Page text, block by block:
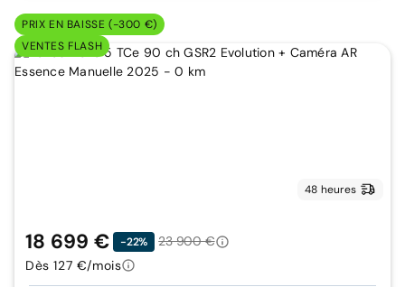
PRIX EN BAISSE (-300 €)
VENTES FLASH
48 heures
18 699 € -22%
23 900 €
Dès 127 €/mois